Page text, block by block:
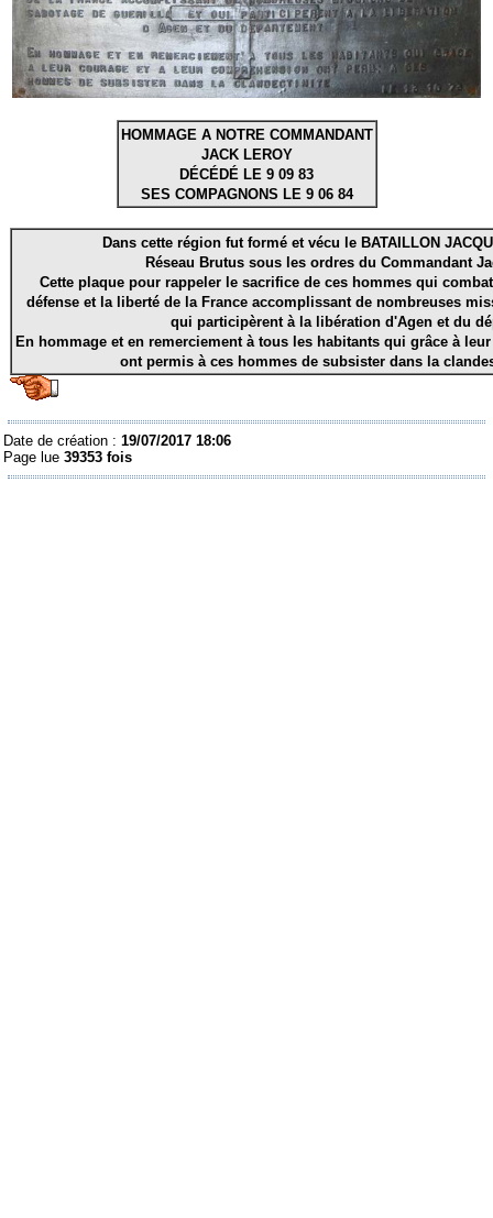
HOMMAGE A NOTRE COMMANDANT
JACK LEROY
DÉCÉDÉ LE 9 09 83
SES COMPAGNONS LE 9 06 84
Dans cette région fut formé et vécu le BATAILLON
Réseau Brutus sous les ordres du Commandant
Cette plaque pour rappeler le sacrifice de ces hommes qui
défense et la liberté de la France accomplissant de nombreuses
qui participèrent à la libération d'Agen et du
En hommage et en remerciement à tous les habitants qui grâce à
ont permis à ces hommes de subsister dans la
Date de création :19/07/2017 18:06
Page lue39353 fois